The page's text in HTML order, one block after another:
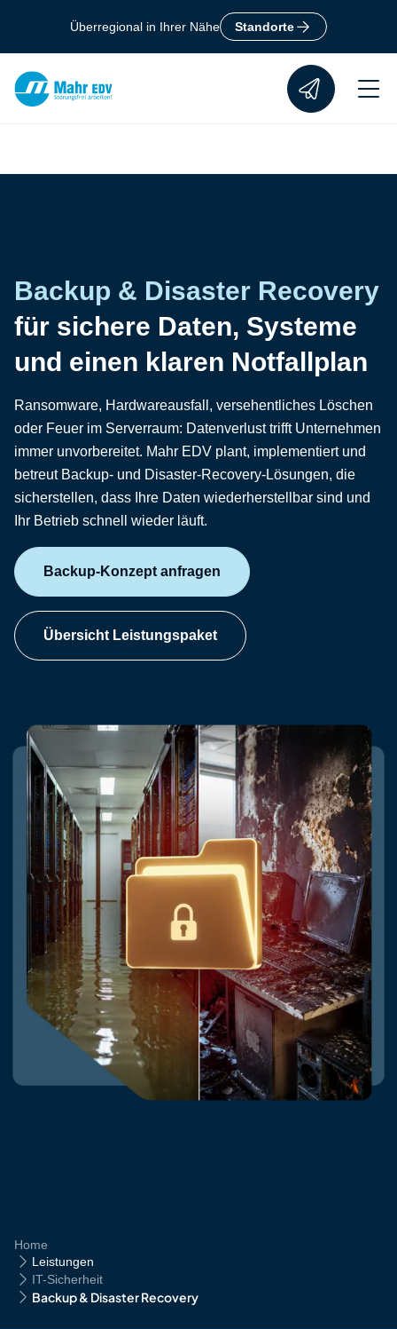
Zum Hauptinhalt springen
Überregional in Ihrer Nähe Standorte
Suche
Backup & Disaster Recovery
für sichere Daten, Systeme
und einen klaren Notfallplan
Ransomware, Hardwareausfall, versehentliches Löschen
oder Feuer im Serverraum: Datenverlust trifft Unternehmen
immer unvorbereitet. Mahr EDV plant, implementiert und
betreut Backup- und Disaster-Recovery-Lösungen, die
sicherstellen, dass Ihre Daten wiederherstellbar sind und
Ihr Betrieb schnell wieder läuft.
Backup-Konzept anfragen
Übersicht Leistungspaket
Pfad-Navigation
Home
Leistungen
IT-Sicherheit
Backup & Disaster Recovery